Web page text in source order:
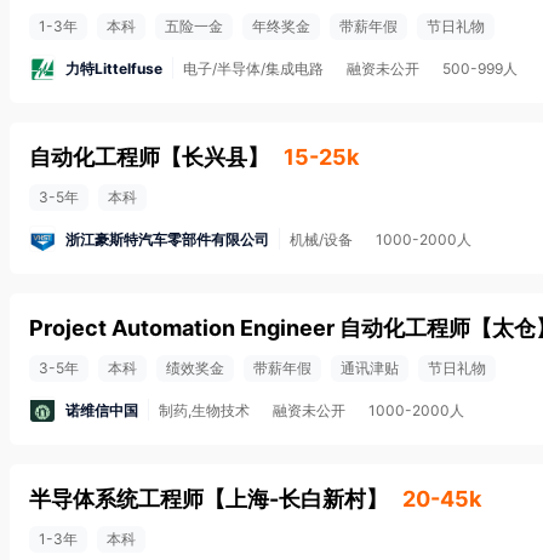
1-3年 本科 五险一金 年终奖金 带薪年假 节日礼物
力特Littelfuse 电子/半导体/集成电路 融资未公开 500-999人
自动化工程师 【长兴县】 15-25k
3-5年 本科
浙江豪斯特汽车零部件有限公司 机械/设备 1000-2000人
Project Automation Engineer 自动化工程师 【太仓
3-5年 本科 绩效奖金 带薪年假 通讯津贴 节日礼物
诺维信中国 制药,生物技术 融资未公开 1000-2000人
半导体系统工程师 【 上海-长白新村】 20-45k
1-3年 本科